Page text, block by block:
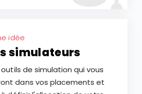
idée
simulateurs
de simulation qui vous
dans vos placements et